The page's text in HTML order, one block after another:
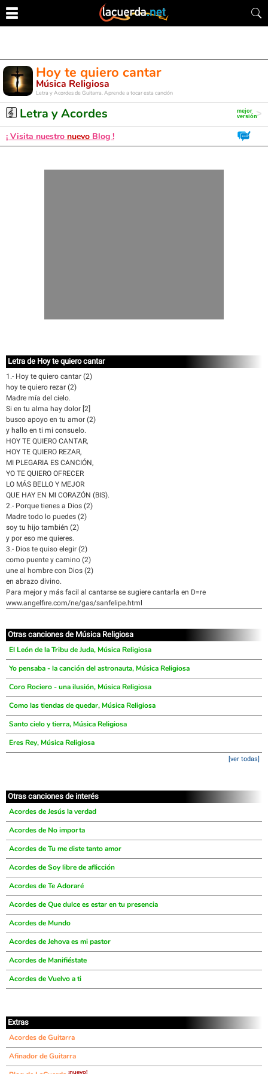
Hoy te quiero cantar
Música Religiosa
Letra y Acordes de Guitarra. Aprende a tocar esta canción
Letra y Acordes
¡ Visita nuestro nuevo Blog !
Letra de Hoy te quiero cantar
1.- Hoy te quiero cantar (2)
hoy te quiero rezar (2)
Madre mía del cielo.
Si en tu alma hay dolor [2]
busco apoyo en tu amor (2)
y hallo en ti mi consuelo.
HOY TE QUIERO CANTAR,
HOY TE QUIERO REZAR,
MI PLEGARIA ES CANCIÓN,
YO TE QUIERO OFRECER
LO MÁS BELLO Y MEJOR
QUE HAY EN MI CORAZÓN (BIS).
2.- Porque tienes a Dios (2)
Madre todo lo puedes (2)
soy tu hijo también (2)
y por eso me quieres.
3.- Dios te quiso elegir (2)
como puente y camino (2)
une al hombre con Dios (2)
en abrazo divino.
Para mejor y más facil al cantarse se sugiere cantarla en D=re
www.angelfire.com/ne/gas/sanfelipe.html
Otras canciones de Música Religiosa
El León de la Tribu de Juda, Música Religiosa
Yo pensaba - la canción del astronauta, Música Religiosa
Coro Rociero - una ilusión, Música Religiosa
Como las tiendas de quedar, Música Religiosa
Santo cielo y tierra, Música Religiosa
Eres Rey, Música Religiosa
[ver todas]
Otras canciones de interés
Acordes de Jesús la verdad
Acordes de No importa
Acordes de Tu me diste tanto amor
Acordes de Soy libre de aflicción
Acordes de Te Adoraré
Acordes de Que dulce es estar en tu presencia
Acordes de Mundo
Acordes de Jehova es mi pastor
Acordes de Manifiéstate
Acordes de Vuelvo a ti
Extras
Acordes de Guitarra
Afinador de Guitarra
¡nuevo!